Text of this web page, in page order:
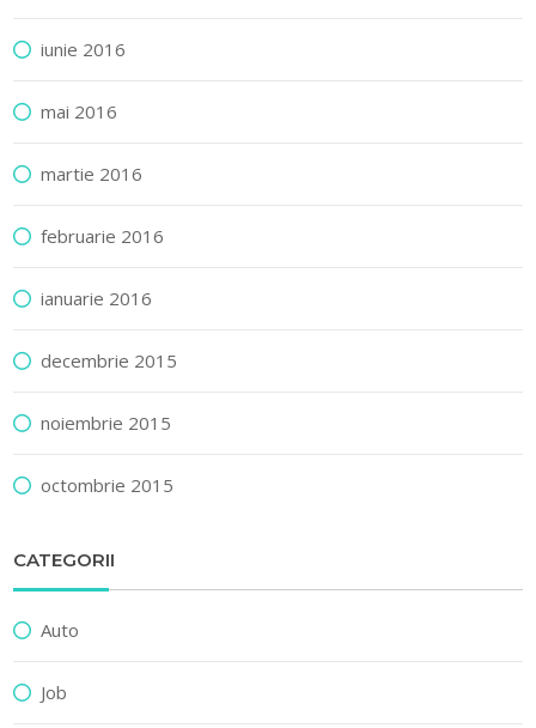
iunie 2016
mai 2016
martie 2016
februarie 2016
ianuarie 2016
decembrie 2015
noiembrie 2015
octombrie 2015
CATEGORII
Auto
Job